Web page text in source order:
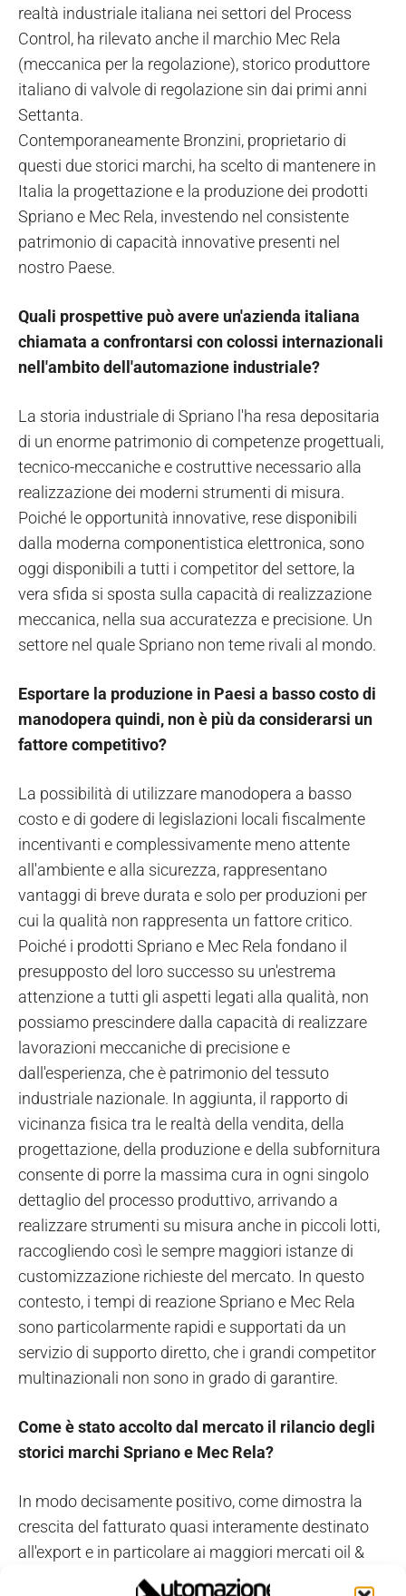
realtà industriale italiana nei settori del Process
Control, ha rilevato anche il marchio Mec Rela
(meccanica per la regolazione), storico produttore
italiano di valvole di regolazione sin dai primi anni
Settanta.
Contemporaneamente Bronzini, proprietario di
questi due storici marchi, ha scelto di mantenere in
Italia la progettazione e la produzione dei prodotti
Spriano e Mec Rela, investendo nel consistente
patrimonio di capacità innovative presenti nel
nostro Paese.
Quali prospettive può avere un'azienda italiana
chiamata a confrontarsi con colossi internazionali
nell'ambito dell'automazione industriale?
La storia industriale di Spriano l'ha resa depositaria
di un enorme patrimonio di competenze progettuali,
tecnico-meccaniche e costruttive necessario alla
realizzazione dei moderni strumenti di misura.
Poiché le opportunità innovative, rese disponibili
dalla moderna componentistica elettronica, sono
oggi disponibili a tutti i competitor del settore, la
vera sfida si sposta sulla capacità di realizzazione
meccanica, nella sua accuratezza e precisione. Un
settore nel quale Spriano non teme rivali al mondo.
Esportare la produzione in Paesi a basso costo di
manodopera quindi, non è più da considerarsi un
fattore competitivo?
La possibilità di utilizzare manodopera a basso
costo e di godere di legislazioni locali fiscalmente
incentivanti e complessivamente meno attente
all'ambiente e alla sicurezza, rappresentano
vantaggi di breve durata e solo per produzioni per
cui la qualità non rappresenta un fattore critico.
Poiché i prodotti Spriano e Mec Rela fondano il
presupposto del loro successo su un'estrema
attenzione a tutti gli aspetti legati alla qualità, non
possiamo prescindere dalla capacità di realizzare
lavorazioni meccaniche di precisione e
dall'esperienza, che è patrimonio del tessuto
industriale nazionale. In aggiunta, il rapporto di
vicinanza fisica tra le realtà della vendita, della
progettazione, della produzione e della subfornitura
consente di porre la massima cura in ogni singolo
dettaglio del processo produttivo, arrivando a
realizzare strumenti su misura anche in piccoli lotti,
raccogliendo così le sempre maggiori istanze di
customizzazione richieste del mercato. In questo
contesto, i tempi di reazione Spriano e Mec Rela
sono particolarmente rapidi e supportati da un
servizio di supporto diretto, che i grandi competitor
multinazionali non sono in grado di garantire.
Come è stato accolto dal mercato il rilancio degli
storici marchi Spriano e Mec Rela?
In modo decisamente positivo, come dimostra la
crescita del fatturato quasi interamente destinato
all'export e in particolare ai maggiori mercati oil &
gas del mondo. I clienti stranieri apprezzano il fatto